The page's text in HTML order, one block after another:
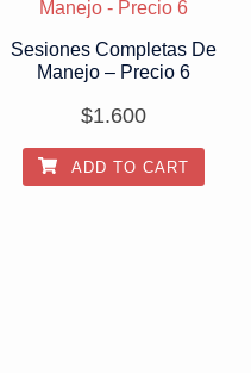
Sesiones Completas De
Manejo – Precio 6
$1.600
ADD TO CART